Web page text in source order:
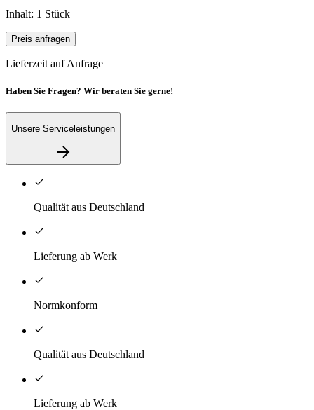
Inhalt: 1 Stück
Preis anfragen
Lieferzeit auf Anfrage
Haben Sie Fragen? Wir beraten Sie gerne!
Unsere Serviceleistungen
Qualität aus Deutschland
Lieferung ab Werk
Normkonform
Qualität aus Deutschland
Lieferung ab Werk